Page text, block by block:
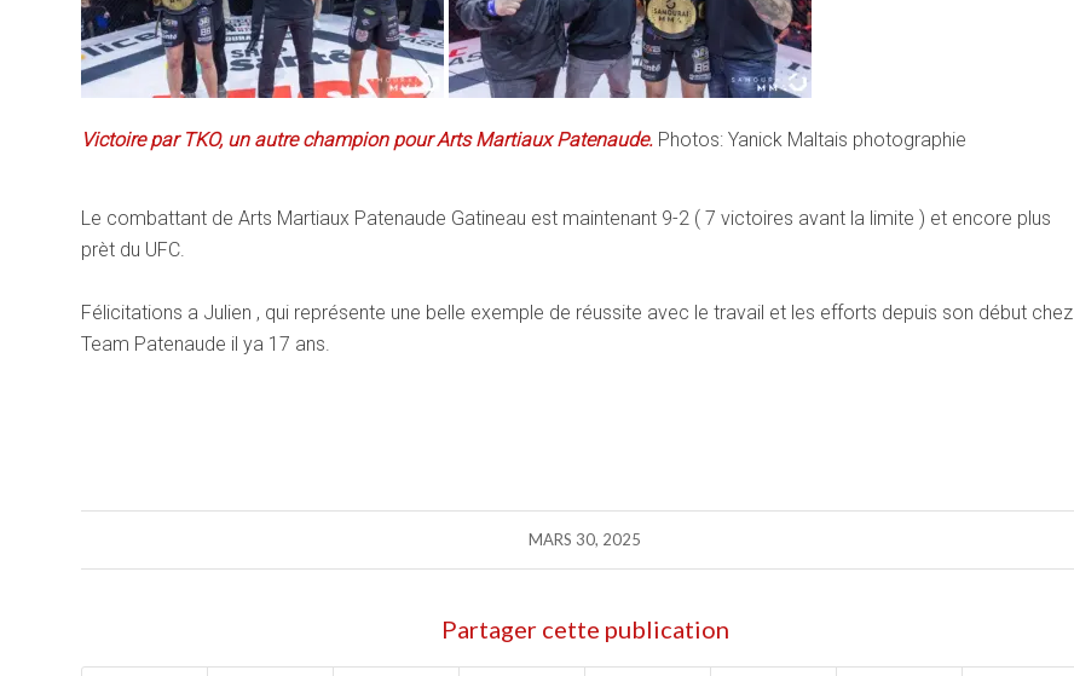
Victoire par TKO, un autre champion pour Arts Martiaux Patenaude. Photos: Yanick Maltais photographie
Le combattant de Arts Martiaux Patenaude Gatineau est maintenant 9-2 ( 7 victoires avant la limite ) et encore plus
prèt du UFC.
Félicitations a Julien , qui représente une belle exemple de réussite avec le travail et les efforts depuis son début chez
Team Patenaude il ya 17 ans.
MARS 30, 2025
Partager cette publication